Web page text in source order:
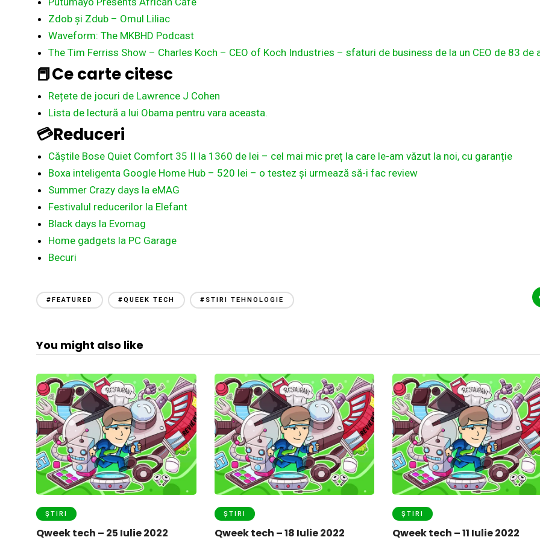
Zdob și Zdub – Omul Liliac
Waveform: The MKBHD Podcast
The Tim Ferriss Show – Charles Koch – CEO of Koch Industries – sfaturi de business de la un CEO de 83 de
📕Ce carte citesc
Rețete de jocuri de Lawrence J Cohen
Lista de lectură a lui Obama pentru vara aceasta.
💳Reduceri
Căștile Bose Quiet Comfort 35 II la 1360 de lei – cel mai mic preț la care le-am văzut la noi, cu garanție
Boxa inteligenta Google Home Hub – 520 lei – o testez și urmează să-i fac review
Summer Crazy days la eMAG
Festivalul reducerilor la Elefant
Black days la Evomag
Home gadgets la PC Garage
Becuri
#FEATURED #QUEEK TECH #STIRI TEHNOLOGIE
You might also like
ȘTIRI
Qweek tech – 25 Iulie 2022
ȘTIRI
Qweek tech – 18 Iulie 2022
ȘTIRI
Qweek tech – 11 Iulie 2022